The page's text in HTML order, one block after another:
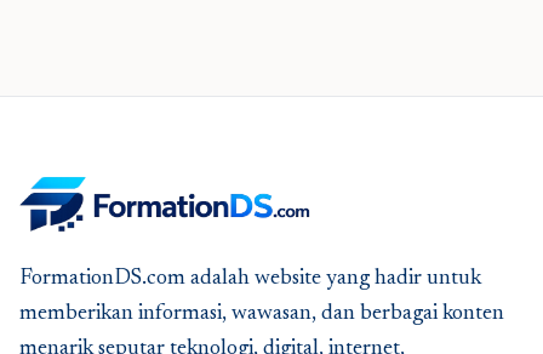
FormationDS.com adalah website yang hadir untuk
memberikan informasi, wawasan, dan berbagai konten
menarik seputar teknologi, digital, internet,